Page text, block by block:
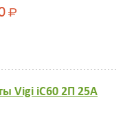
Р
Vigi iC60 2П 25A